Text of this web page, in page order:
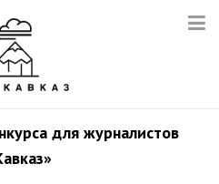
для журналистов